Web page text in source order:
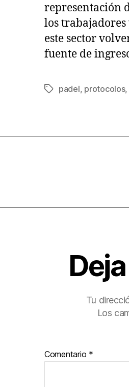
representación
los
este sector
fuente de
Etiquetas
padel, protocolos,
Tu
Los
Comentario *